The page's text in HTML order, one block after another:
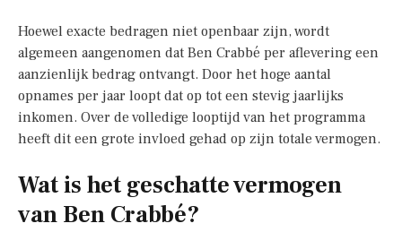
Hoewel exacte bedragen niet openbaar zijn, wordt
algemeen aangenomen dat Ben Crabbé per aflevering een
aanzienlijk bedrag ontvangt. Door het hoge aantal
opnames per jaar loopt dat op tot een stevig jaarlijks
inkomen. Over de volledige looptijd van het programma
heeft dit een grote invloed gehad op zijn totale vermogen.
Wat is het geschatte vermogen
van Ben Crabbé?